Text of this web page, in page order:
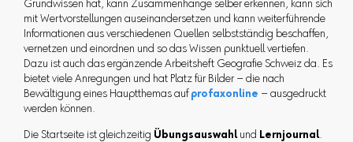
Grundwissen hat, kann Zusammenhänge selber erkennen, kann sich
mit Wertvorstellungen auseinandersetzen und kann weiterführende
Informationen aus verschiedenen Quellen selbstständig beschaffen,
vernetzen und einordnen und so das Wissen punktuell vertiefen.
Dazu ist auch das ergänzende Arbeitsheft Geografie Schweiz da. Es
bietet viele Anregungen und hat Platz für Bilder – die nach
Bewältigung eines Hauptthemas auf profaxonline – ausgedruckt
werden können.
Die Startseite ist gleichzeitig Übungsauswahlund Lernjournal.